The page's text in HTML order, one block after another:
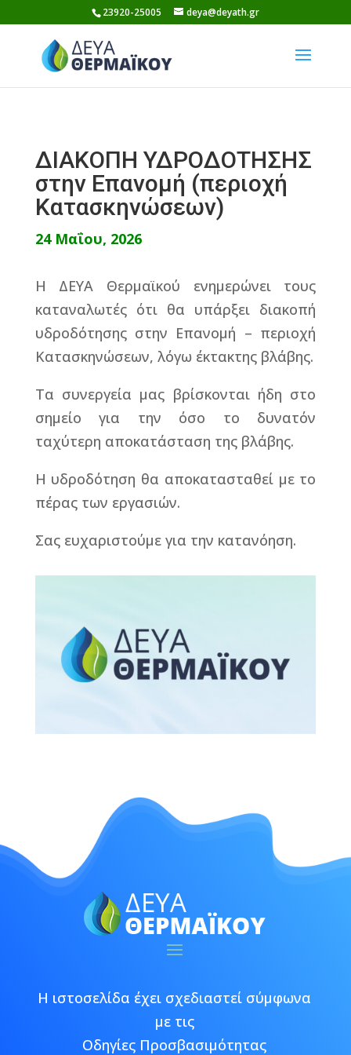
to
content
23920-25005 deya@deyath.gr
ΔΙΑΚΟΠΗ ΥΔΡΟΔΟΤΗΣΗΣ
στην Επανομή (περιοχή
Κατασκηνώσεων)
24 Μαΐου, 2026
Η ΔΕΥΑ Θερμαϊκού ενημερώνει τους
καταναλωτές ότι θα υπάρξει διακοπή
υδροδότησης στην Επανομή – περιοχή
Κατασκηνώσεων, λόγω έκτακτης βλάβης.
Τα συνεργεία μας βρίσκονται ήδη στο
σημείο για την όσο το δυνατόν
ταχύτερη αποκατάσταση της βλάβης.
Η υδροδότηση θα αποκατασταθεί με το
πέρας των εργασιών.
Σας ευχαριστούμε για την κατανόηση.
Η ιστοσελίδα έχει σχεδιαστεί σύμφωνα
με τις
Οδηγίες Προσβασιμότητας